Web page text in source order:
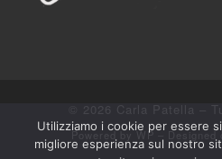
© 2026 Carla Patella –
Powered byWP– Designed
Utilizziamo i cookie per essere
migliore esperienza sul nostro